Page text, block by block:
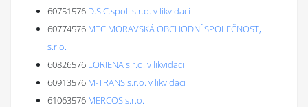
60751576 D.S.C.spol. s r.o. v likvidaci
60774576 MTC MORAVSKÁ OBCHODNÍ SPOLEČNOST,
s.r.o.
60826576 LORIENA s.r.o. v likvidaci
60913576 M-TRANS s.r.o. v likvidaci
61063576 MERCOS s.r.o.